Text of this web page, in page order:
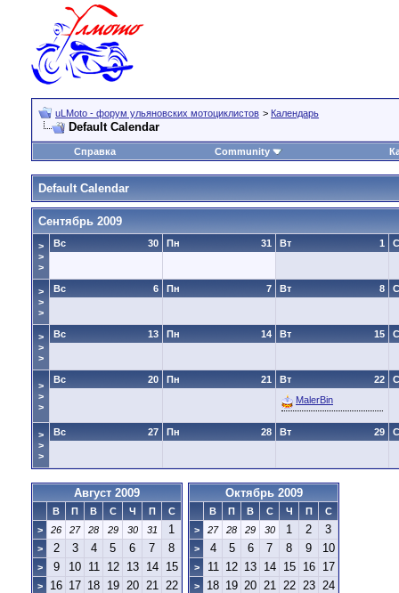
uLMoto - форум ульяновских мотоциклистов > Календарь
Default Calendar
Справка Community
Default Calendar
Сентябрь 2009
>
>
>
30
Вс 31
Пн 1
Вт
>
>
>
6
Вс 7
Пн 8
Вт
>
>
>
13
Вс 14
Пн 15
Вт
>
>
>
20
Вс 21
Пн 22
Вт
MalerBin
>
>
>
27
Вс 28
Пн 29
Вт
Август 2009
В П В С Ч П
С
>
26 27 28 29 30 31 1
> 2 3 4 5 6 7 8
> 9 10 11 12 13 14 15
> 16 17 18 19 20 21 22
Октябрь 2009
В П В С Ч П
С
>
27 28 29 30 1 2 3
> 4 5 6 7 8 9 10
> 11 12 13 14 15 16 17
> 18 19 20 21 22 23 24